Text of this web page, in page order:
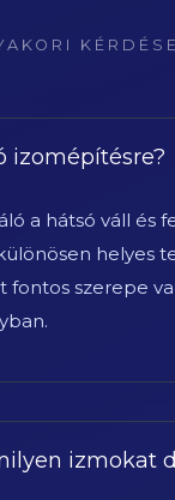
izomépítésre?
a hátsó váll és
helyes
fontos szerepe
izmokat